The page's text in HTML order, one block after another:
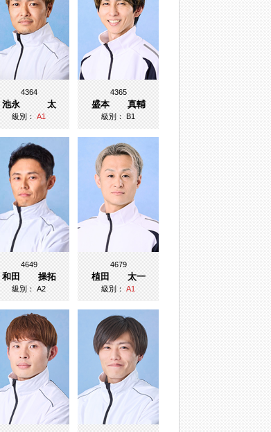
4364
池永 太
級別：A1
4365
盛本 真輔
級別：B1
4649
和田 操拓
級別：A2
4679
植田 太一
級別：A1